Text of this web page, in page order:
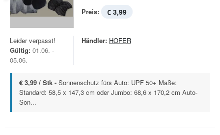
Preis: € 3,99
Leider verpasst!
Gültig: 01.06. -
05.06.
Händler: HOFER
€ 3,99 / Stk - Sonnenschutz fürs Auto: UPF 50+ Maße:
Standard: 58,5 x 147,3 cm oder Jumbo: 68,6 x 170,2 cm Auto-
Son...